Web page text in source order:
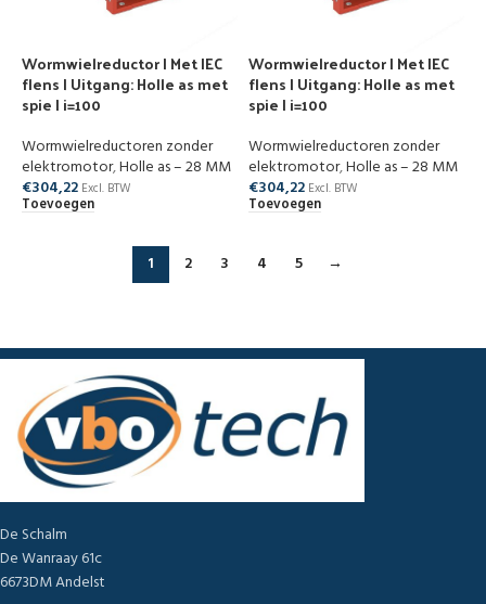
Wormwielreductor | Met IEC
flens | Uitgang: Holle as met
spie | i=100
Wormwielreductoren zonder
elektromotor,Holle as – 28 MM
€304,22 Excl. BTW
Toevoegen
Wormwielreductor | Met IEC
flens | Uitgang: Holle as met
spie | i=100
Wormwielreductoren zonder
elektromotor,Holle as – 28 MM
€304,22 Excl. BTW
Toevoegen
1 2 3 4 5 →
De Schalm
De Wanraay 61c
6673DM Andelst